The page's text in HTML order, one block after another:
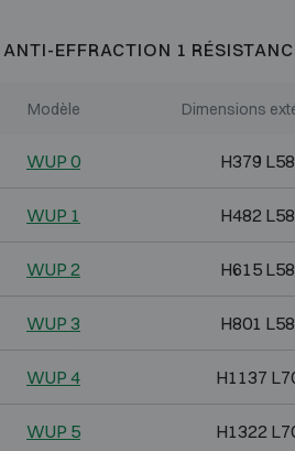
EFFRACTION 1
Modèle Dimensions
WUP 0 H379
WUP 1 H482
WUP 2 H615
WUP 3 H801
WUP 4 H1137
WUP 5 H1322